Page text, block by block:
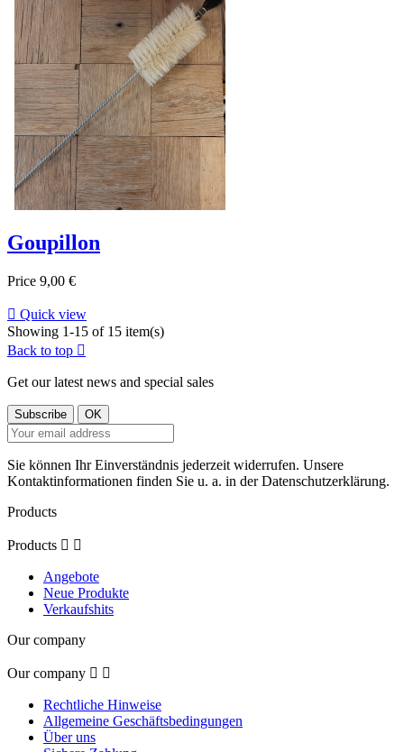
Goupillon
Price 9,00 €
 Quick view
Showing 1-15 of 15 item(s)
Back to top 
Get our latest news and special sales
Sie können Ihr Einverständnis jederzeit widerrufen. Unsere
Kontaktinformationen finden Sie u. a. in der Datenschutzerklärung.
Products
Products  
Angebote
Neue Produkte
Verkaufshits
Our company
Our company  
Rechtliche Hinweise
Allgemeine Geschäftsbedingungen
Über uns